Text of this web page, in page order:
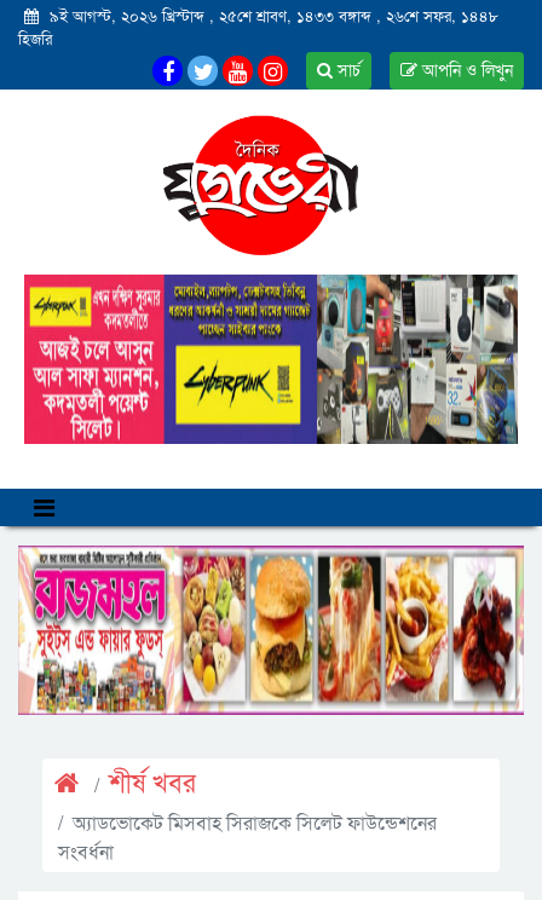
৯ই আগস্ট, ২০২৬ খ্রিস্টাব্দ , ২৫শে শ্রাবণ, ১৪৩৩ বঙ্গাব্দ , ২৬শে সফর, ১৪৪৮
হিজরি
আপনি ও লিখুন
সার্চ
শীর্ষ খবর
অ্যাডভোকেট মিসবাহ সিরাজকে সিলেট ফাউন্ডেশনের
সংবর্ধনা